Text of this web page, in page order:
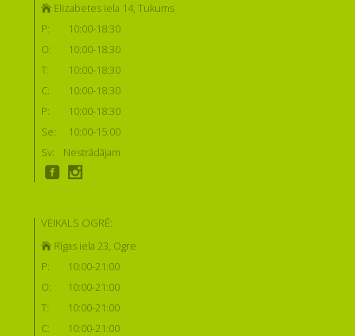
Elizabetes iela 14, Tukums
P:
10:00-18:30
O:
10:00-18:30
T:
10:00-18:30
C:
10:00-18:30
P:
10:00-18:30
Se:
10:00-15:00
Sv:
Nestrādājam
VEIKALS OGRĒ:
Rīgas iela 23, Ogre
P:
10:00-21:00
O:
10:00-21:00
T:
10:00-21:00
C:
10:00-21:00